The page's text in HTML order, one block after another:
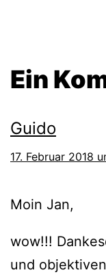
Ein
Guido
17. Februar 2018
Moin Jan,
wow!!!
und